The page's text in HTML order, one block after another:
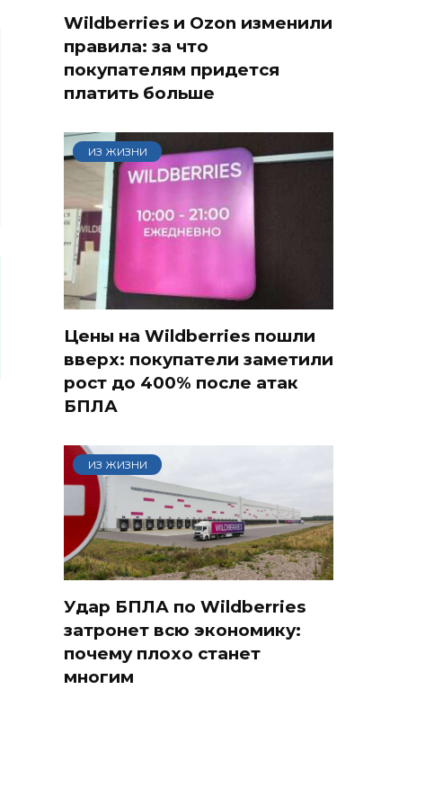
Wildberries и Ozon изменили
правила: за что
покупателям придется
платить больше
ИЗ ЖИЗНИ
Цены на Wildberries пошли
вверх: покупатели заметили
рост до 400% после атак
БПЛА
ИЗ ЖИЗНИ
Удар БПЛА по Wildberries
затронет всю экономику:
почему плохо станет
многим